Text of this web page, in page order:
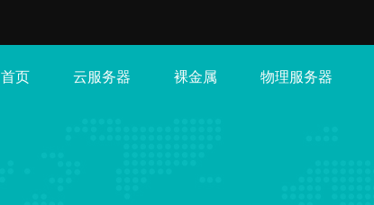
首页 云服务器 裸金属 物理服务器